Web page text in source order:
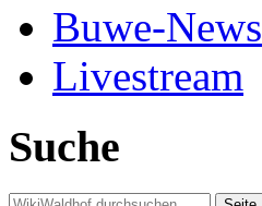
Buwe-News
Livestream
Suche